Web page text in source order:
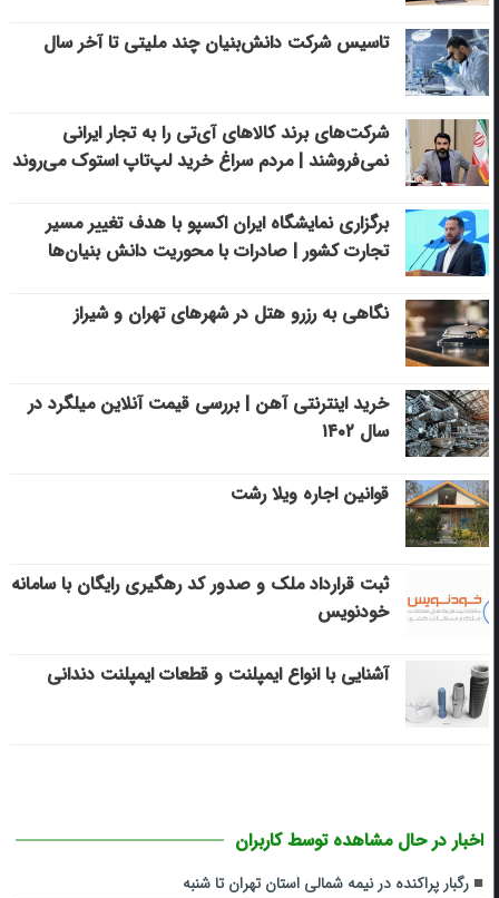
تاسیس شرکت دانش‌بنیان چند ملیتی تا آخر سال
شرکت‌های برند کالاهای آی‌تی را به تجار ایرانی
نمی‌فروشند | مردم سراغ خرید لپ‌تاپ استوک می‌روند
برگزاری نمایشگاه ایران اکسپو با هدف تغییر مسیر
تجارت کشور | صادرات با محوریت دانش بنیان‌ها
نگاهی به رزرو هتل در شهرهای تهران و شیراز
خرید اینترنتی آهن | بررسی قیمت آنلاین میلگرد در
سال ۱۴۰۲
قوانین اجاره ویلا رشت
ثبت قرارداد ملک و صدور کد رهگیری رایگان با سامانه
خودنویس
آشنایی با انواع ایمپلنت و قطعات ایمپلنت دندانی
اخبار در حال مشاهده توسط کاربران
رگبار پراکنده در نیمه شمالی استان تهران تا شنبه